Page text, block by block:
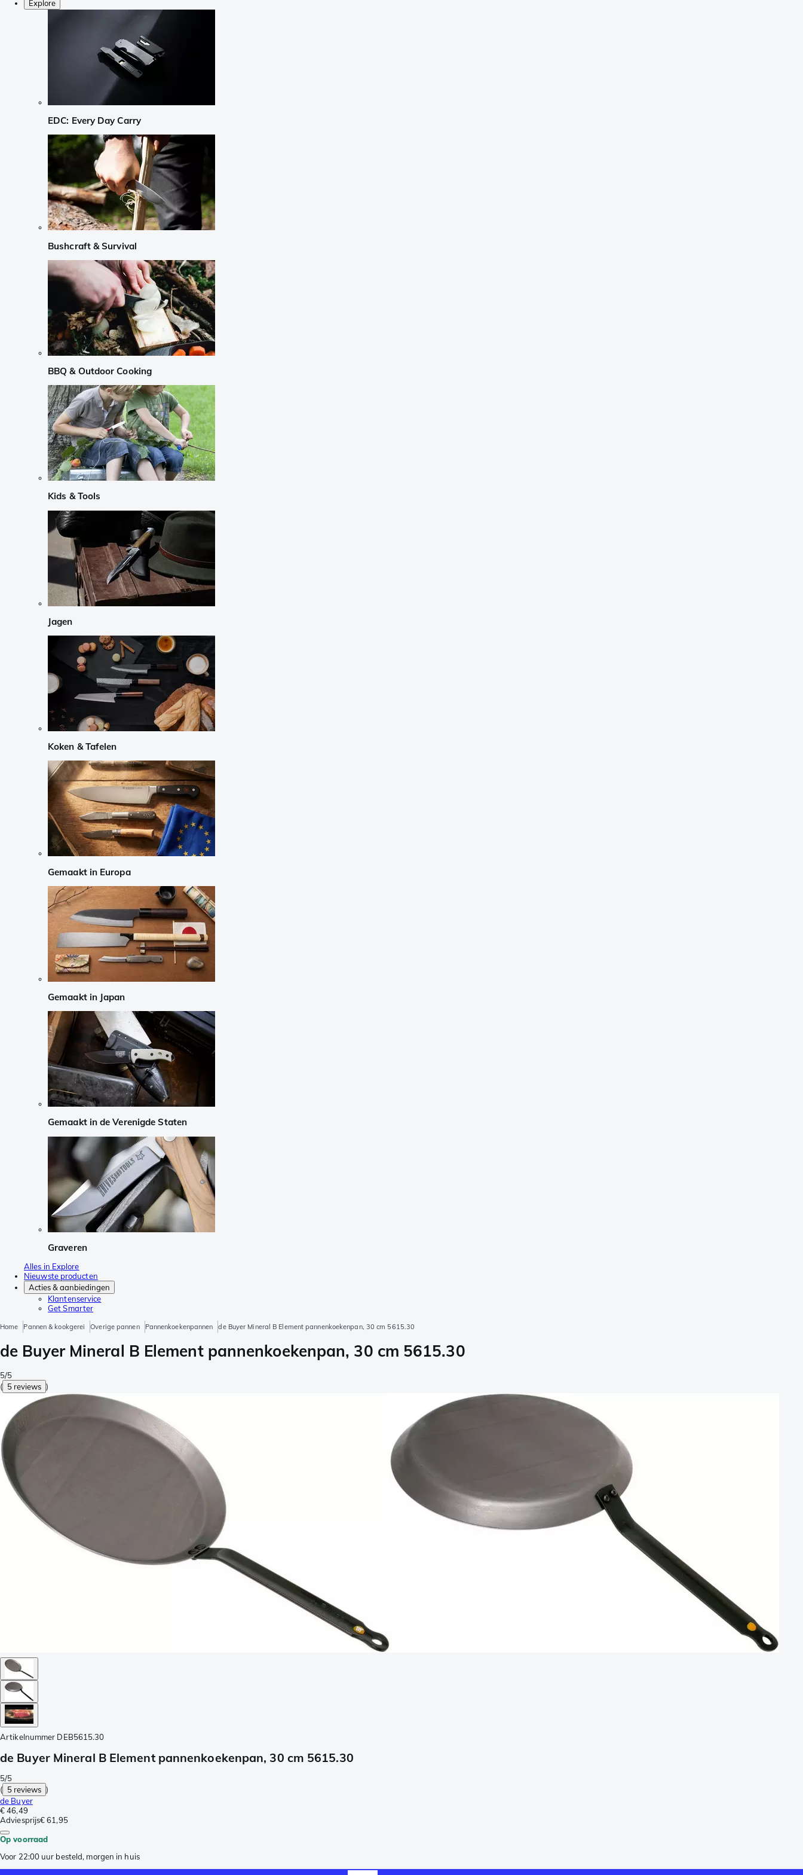
Explore
EDC: Every Day Carry
Bushcraft & Survival
BBQ & Outdoor Cooking
Kids & Tools
Jagen
Koken & Tafelen
Gemaakt in Europa
Gemaakt in Japan
Gemaakt in de Verenigde Staten
Graveren
Alles in Explore
Nieuwste producten
Acties & aanbiedingen
Klantenservice
Get Smarter
Home Pannen & kookgerei Overige pannen Pannenkoekenpannen de Buyer Mineral B Element pannenkoekenpan, 30 cm 5615.30
de Buyer Mineral B Element pannenkoekenpan, 30 cm 5615.30
5/5
( 5 reviews )
Artikelnummer DEB5615.30
de Buyer Mineral B Element pannenkoekenpan, 30 cm 5615.30
5/5
( 5 reviews )
de Buyer
€ 46,49
Adviesprijs€ 61,95
Op voorraad
Voor 22:00 uur besteld, morgen in huis